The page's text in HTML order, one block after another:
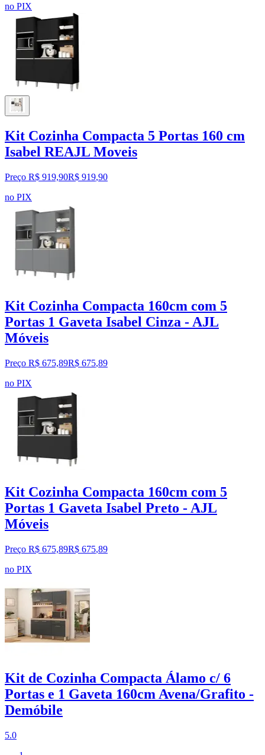
no PIX
Kit Cozinha Compacta 5 Portas 160 cm
Isabel REAJL Moveis
Preço R$ 919,90R$ 919,90
no PIX
Kit Cozinha Compacta 160cm com 5
Portas 1 Gaveta Isabel Cinza - AJL
Móveis
Preço R$ 675,89R$ 675,89
no PIX
Kit Cozinha Compacta 160cm com 5
Portas 1 Gaveta Isabel Preto - AJL
Móveis
Preço R$ 675,89R$ 675,89
no PIX
Kit de Cozinha Compacta Álamo c/ 6
Portas e 1 Gaveta 160cm Avena/Grafito -
Demóbile
5.0